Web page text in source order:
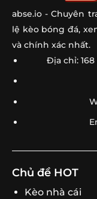
abse.io - Chuyên
lệ kèo bóng đá,
và chính xác nhất.
Địa chỉ:
Chủ đề HOT
Kèo nhà cái